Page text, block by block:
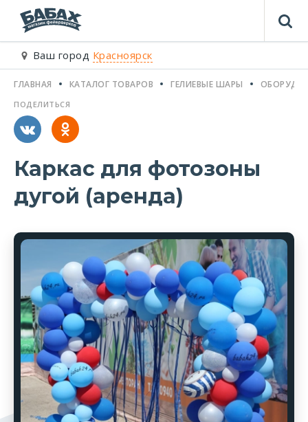
Ваш город Красноярск
ГЛАВНАЯ КАТАЛОГ ТОВАРОВ ГЕЛИЕВЫЕ ШАРЫ
Каркас для фотозоны
дугой (аренда)
ПОДЕЛИТЬСЯ